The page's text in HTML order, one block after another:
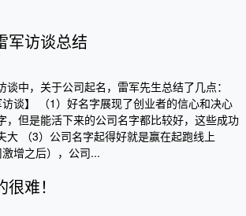
军访谈总结
中，关于公司起名，雷军先生总结了几点：
谈】 （1）好名字展现了创业者的信心和决心
，但是能活下来的公司名字都比较好，这些成功
大 （3）公司名字起得好就是赢在起跑线上
增之后），公司...
难！